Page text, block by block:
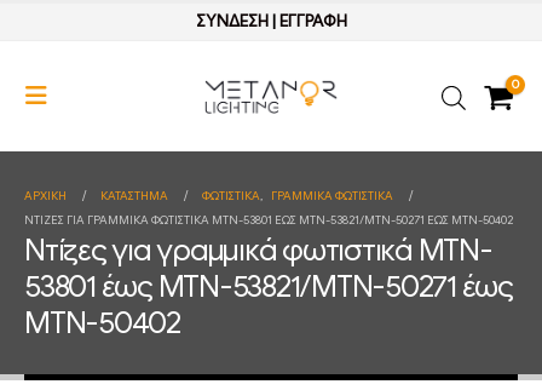
ΣΥΝΔΕΣΗ| ΕΓΓΡΑΦΗ
0
ΑΡΧΙΚΉ ΚΑΤΆΣΤΗΜΑ ΦΩΤΙΣΤΙΚΑ,
ΓΡΑΜΜΙΚΑ ΦΩΤΙΣΤΙΚΑ
ΝΤΊΖΕΣ ΓΙΑ ΓΡΑΜΜΙΚΆ ΦΩΤΙΣΤΙΚΆ MTN-53801 ΈΩΣ MTN-53821/MTN-50271 ΈΩΣ MTN-50402
Ντίζες για γραμμικά φωτιστικά MTN-
53801 έως MTN-53821/MTN-50271 έως
MTN-50402